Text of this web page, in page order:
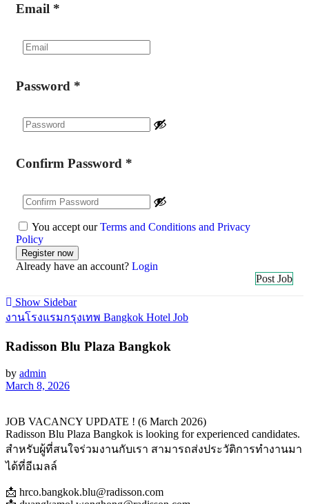
Email *
Password *
Confirm Password *
You accept ourTerms and Conditions and Privacy
Policy
Already have an account? Login
Post Job
Show Sidebar
งานโรงแรมกรุงเทพ Bangkok Hotel Job
Radisson Blu Plaza Bangkok
by admin
March 8, 2026
JOB VACANCY UPDATE ! (6 March 2026)
Radisson Blu Plaza Bangkok is looking for experienced candidates.
สำหรับผู้ที่สนใจร่วมงานกับเรา สามารถส่งประวัติการทำงานมา
ได้ที่อีเมลล์
📩 hrco.bangkok.blu@radisson.com